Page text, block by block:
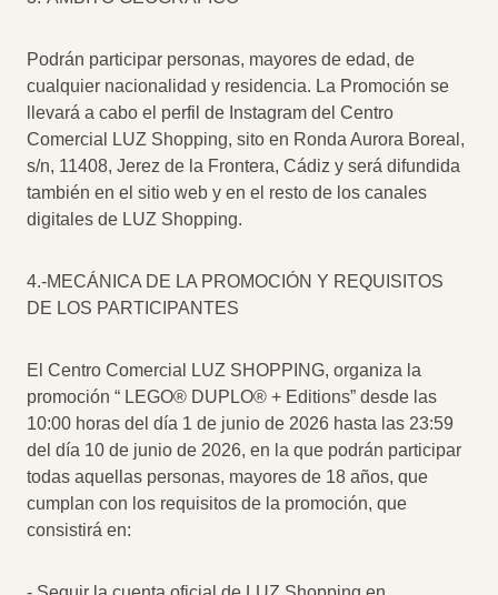
Podrán participar personas, mayores de edad, de
cualquier nacionalidad y residencia. La Promoción se
llevará a cabo el perfil de Instagram del Centro
Comercial LUZ Shopping, sito en Ronda Aurora Boreal,
s/n, 11408, Jerez de la Frontera, Cádiz y será difundida
también en el sitio web y en el resto de los canales
digitales de LUZ Shopping.
4.-MECÁNICA DE LA PROMOCIÓN Y REQUISITOS
DE LOS PARTICIPANTES
El Centro Comercial LUZ SHOPPING, organiza la
promoción “ LEGO® DUPLO® + Editions” desde las
10:00 horas del día 1 de junio de 2026 hasta las 23:59
del día 10 de junio de 2026, en la que podrán participar
todas aquellas personas, mayores de 18 años, que
cumplan con los requisitos de la promoción, que
consistirá en: